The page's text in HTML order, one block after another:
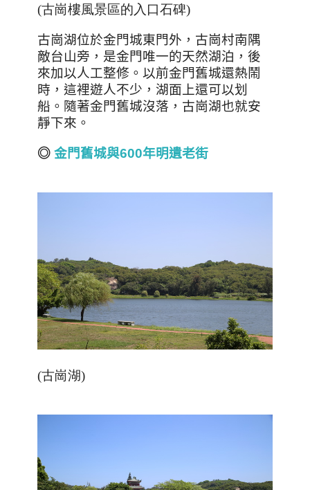
(古崗樓風景區的入口石碑)
古崗湖位於金門城東門外，古崗村南隅
敵台山旁，是金門唯一的天然湖泊，後
來加以人工整修。以前金門舊城還熱鬧
時，這裡遊人不少，湖面上還可以划
船。隨著金門舊城沒落，古崗湖也就安
靜下來。
◎ 金門舊城與600年明遺老街
(古崗湖)